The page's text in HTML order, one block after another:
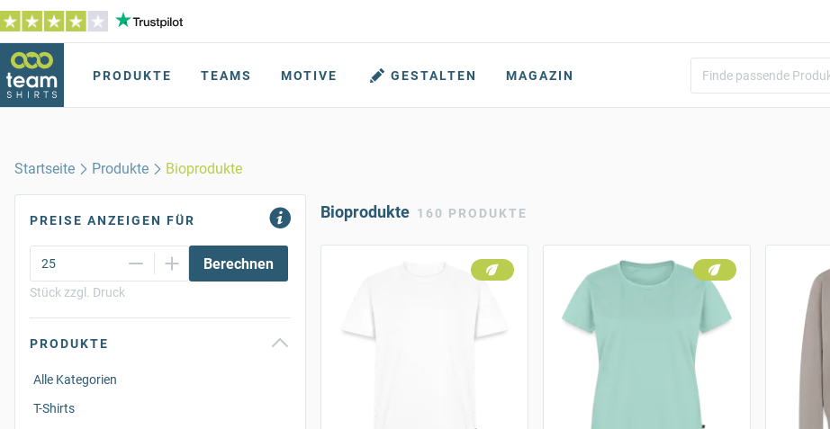
PRODUKTE TEAMS MOTIVE GESTALTEN MAGAZIN
Startseite Produkte Bioprodukte
PREISE ANZEIGEN FÜR
Berechnen
Stück zzgl. Druck
PRODUKTE
Alle Kategorien
T-Shirts
Bioprodukte 160 PRODUKTE